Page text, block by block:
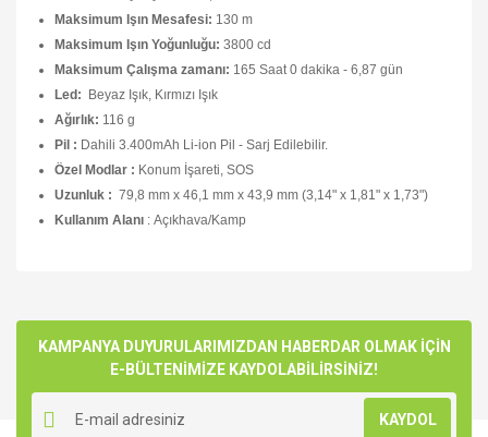
Maksimum Işın Mesafesi: 130 m
Maksimum Işın Yoğunluğu: 3800 cd
Maksimum Çalışma zamanı: 165 Saat 0 dakika - 6,87 gün
Led:
Beyaz Işık, Kırmızı Işık
Ağırlık: 116 g
Pil : Dahili 3.400mAh Li-ion Pil - Sarj Edilebilir.
Özel Modlar : Konum İşareti, SOS
Uzunluk : 79,8 mm x 46,1 mm x 43,9 mm (3,14" x 1,81" x 1,73")
Kullanım Alanı : Açıkhava/Kamp
Yorum Yaz
kullanarak tarafımıza iletebilirsiniz.
Görüş ve önerileriniz için teşekkür ederiz.
Ürün resmi kalitesiz, bozuk veya görüntülenemiyor.
Ürün açıklamasında eksik bilgiler bulunuyor.
KAMPANYA DUYURULARIMIZDAN HABERDAR OLMAK İÇİN
E-BÜLTENİMİZE KAYDOLABİLİRSİNİZ!
KAYDOL